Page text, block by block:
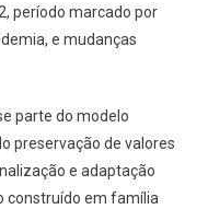
período marcado por
e mudanças
parte do modelo
preservação de valores
e adaptação
construído em família